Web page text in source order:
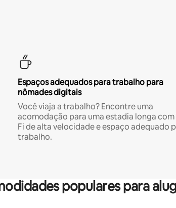
Espaços adequados para trabalho para
nômades digitais
Você viaja a trabalho? Encontre uma
acomodação para uma estadia longa
Fi de alta velocidade e espaço adequado
trabalho.
populares para